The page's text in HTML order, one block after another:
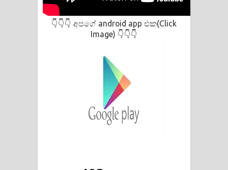
👇👇👇 අපගේ android app එක(Click
Image) 👇👇👇